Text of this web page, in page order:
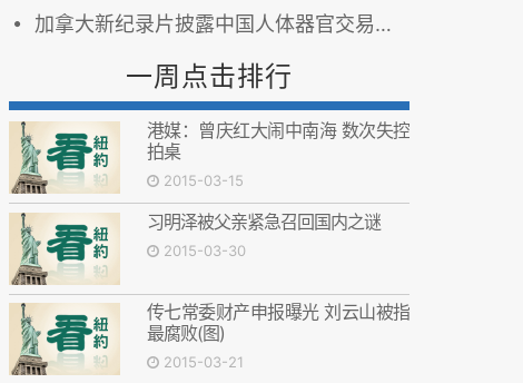
加拿大新纪录片披露中国人体器官交易黑幕
一周点击排行
港媒：曾庆红大闹中南海 数次失控
拍桌
2015-03-15
习明泽被父亲紧急召回国内之谜
2015-03-30
传七常委财产申报曝光 刘云山被指
最腐败(图)
2015-03-21